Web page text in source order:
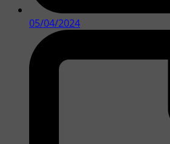
05/04/2024